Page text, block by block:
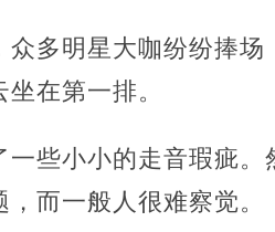
多明星大咖纷纷捧
在第一排。
些小小的走音瑕疵
而一般人很难察觉。